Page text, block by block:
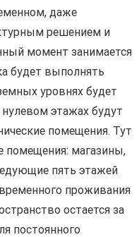
даже
решением и
момент занимается
будет выполнять
уровнях будет
этажах будут
помещения. Тут
помещения: магазины,
пять этажей
проживания
остается за
постоянного